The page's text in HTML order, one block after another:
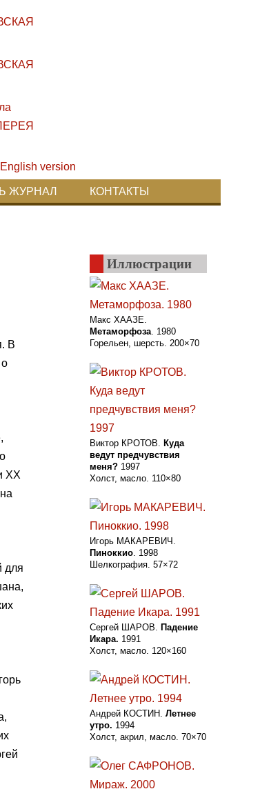
ЖУРНАЛ КОНТАКТЫ
В
ХХ
для
Иллюстрации
Макс ХААЗЕ.
Метаморфоза. 1980
Горельен, шерсть. 200×70
Виктор КРОТОВ. Куда
ведут предчувствия
меня? 1997
Холст, масло. 110×80
Игорь МАКАРЕВИЧ.
Пиноккио. 1998
Шелкография. 57×72
Сергей ШАРОВ. Падение
Икара. 1991
Холст, масло. 120×160
Андрей КОСТИН. Летнее
утро. 1994
Холст, акрил, масло. 70×70